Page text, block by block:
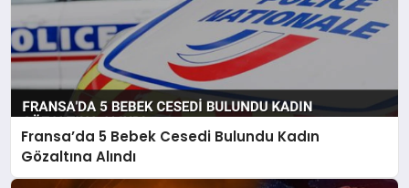
Fransa’da 5 Bebek Cesedi Bulundu Kadın
Gözaltına Alındı